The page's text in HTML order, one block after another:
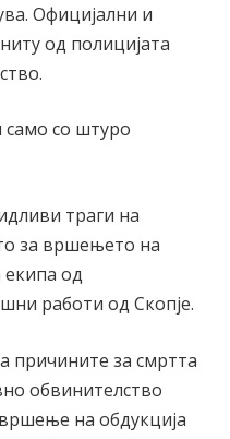
Официјални и
од полицијата
само со штуро
траги на
за вршењето на
од
работи од Скопје.
причините за смртта
обвинителство
на обдукција